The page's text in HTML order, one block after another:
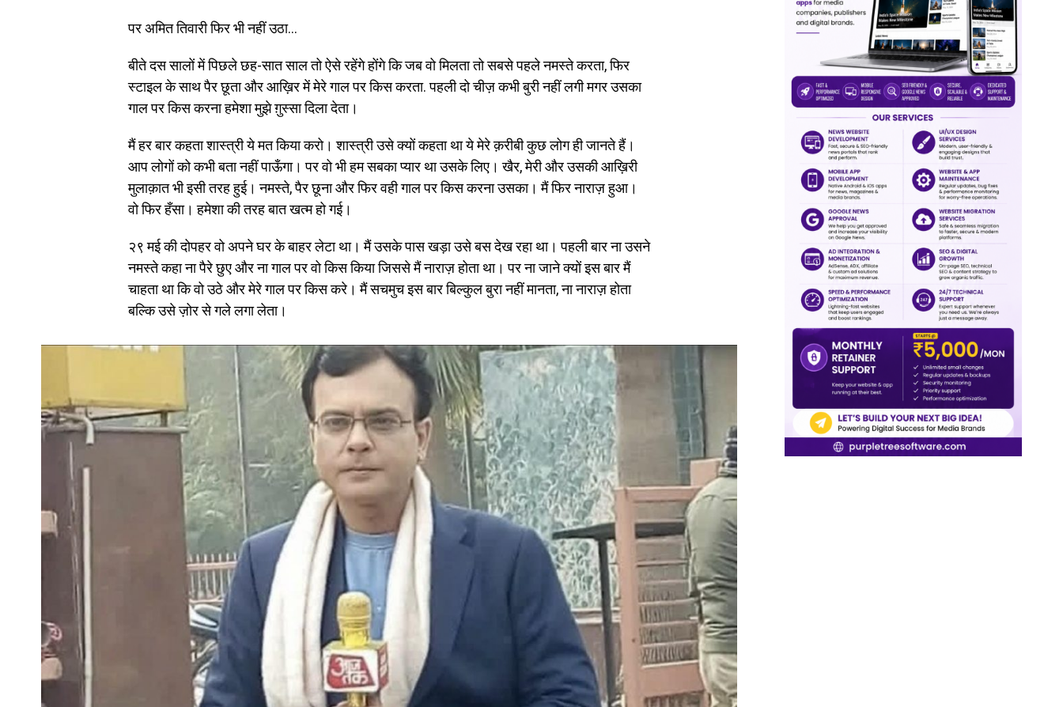
पर अमित तिवारी फिर भी नहीं उठा…
बीते दस सालों में पिछले छह-सात साल तो ऐसे रहेंगे होंगे कि जब वो मिलता तो सबसे पहले नमस्ते करता, फिर
स्टाइल के साथ पैर छूता और आख़िर में मेरे गाल पर किस करता. पहली दो चीज़ कभी बुरी नहीं लगी मगर उसका
गाल पर किस करना हमेशा मुझे ग़ुस्सा दिला देता।
मैं हर बार कहता शास्त्री ये मत किया करो। शास्त्री उसे क्यों कहता था ये मेरे क़रीबी कुछ लोग ही जानते हैं।
आप लोगों को कभी बता नहीं पाऊँगा। पर वो भी हम सबका प्यार था उसके लिए। खैर, मेरी और उसकी आख़िरी
मुलाक़ात भी इसी तरह हुई। नमस्ते, पैर छूना और फिर वही गाल पर किस करना उसका। मैं फिर नाराज़ हुआ।
वो फिर हँसा। हमेशा की तरह बात खत्म हो गई।
२९ मई की दोपहर वो अपने घर के बाहर लेटा था। मैं उसके पास खड़ा उसे बस देख रहा था। पहली बार ना उसने
नमस्ते कहा ना पैरे छुए और ना गाल पर वो किस किया जिससे मैं नाराज़ होता था। पर ना जाने क्यों इस बार मैं
चाहता था कि वो उठे और मेरे गाल पर किस करे। मैं सचमुच इस बार बिल्कुल बुरा नहीं मानता, ना नाराज़ होता
बल्कि उसे ज़ोर से गले लगा लेता।